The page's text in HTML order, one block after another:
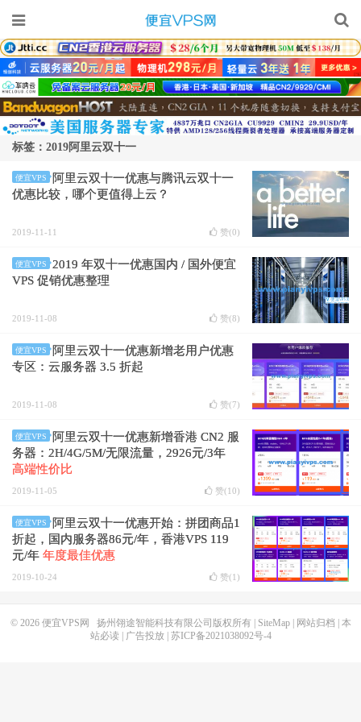
标签：2019阿里云双十一
便宜VPS
阿里云双十一优惠与腾讯云双十一
优惠比较，哪个更值得上云？
2019-11-11 赞(0)
便宜VPS
2019 年双十一优惠国内 / 国外便宜
VPS 促销优惠整理
2019-11-08 赞(8)
便宜VPS
阿里云双十一优惠新增老用户优惠
专区：云服务器 3.5 折起
2019-11-08 赞(7)
便宜VPS
阿里云双十一优惠新增香港 CN2 服
务器：2H/4G/5M/无限流量，2926元/3年
高端性价比
2019-11-05 赞(10)
便宜VPS
阿里云双十一优惠开始：拼团商品1
折起，国内服务器86元/年，香港VPS 119
元/年 年度最佳优惠
2019-10-24 赞(1 )
© 2026 便宜VPS网 扬州翎途智能科技有限公司版权所有 | SiteMap| 网站归档
本
站必读
广告投放| 苏ICP备2021038092号-4